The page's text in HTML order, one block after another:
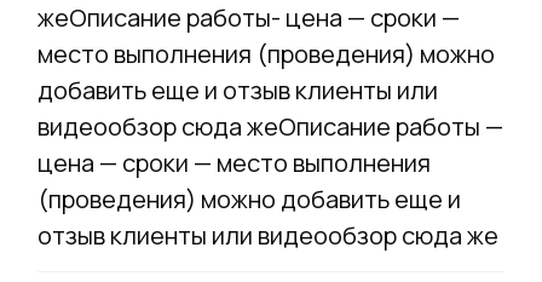
жеОписание работы- цена — сроки —
место выполнения (проведения) можно
добавить еще и отзыв клиенты или
видеообзор сюда жеОписание работы —
цена — сроки — место выполнения
(проведения) можно добавить еще и
отзыв клиенты или видеообзор сюда же